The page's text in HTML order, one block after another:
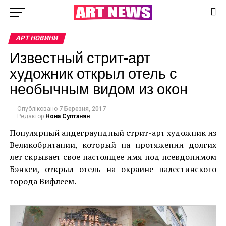
АРТ НОВИНИ
Известный стрит-арт
художник открыл отель с
необычным видом из окон
Опубліковано 7 Березня, 2017
Редактор Нона Султанян
Популярный андеграундный стрит-арт художник из
Великобритании, который на протяжении долгих
лет скрывает свое настоящее имя под псевдонимом
Бэнкси, открыл отель на окраине палестинского
города Вифлеем.